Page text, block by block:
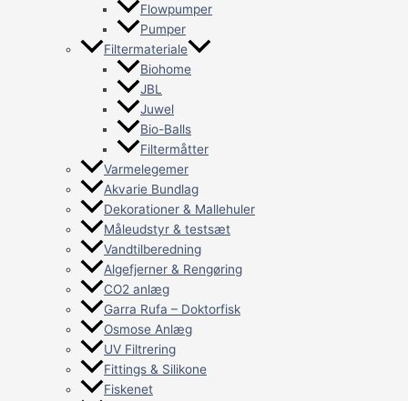
Flowpumper
Pumper
Filtermateriale
Biohome
JBL
Juwel
Bio-Balls
Filtermåtter
Varmelegemer
Akvarie Bundlag
Dekorationer & Mallehuler
Måleudstyr & testsæt
Vandtilberedning
Algefjerner & Rengøring
CO2 anlæg
Garra Rufa – Doktorfisk
Osmose Anlæg
UV Filtrering
Fittings & Silikone
Fiskenet